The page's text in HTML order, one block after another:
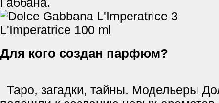
Для кого создан парфюм?
Таро, загадки, тайны. Модельеры